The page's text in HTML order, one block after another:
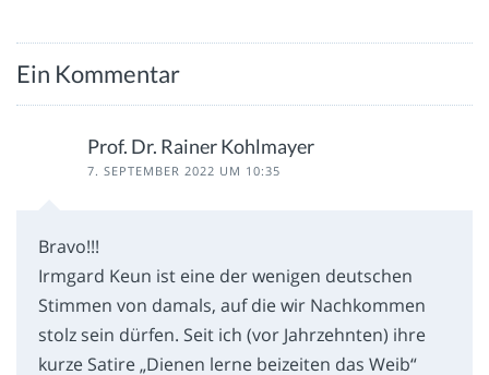
Ein Kommentar
Prof. Dr. Rainer Kohlmayer
7. SEPTEMBER 2022 UM 10:35
Bravo!!!
Irmgard Keun ist eine der wenigen deutschen
Stimmen von damals, auf die wir Nachkommen
stolz sein dürfen. Seit ich (vor Jahrzehnten) ihre
kurze Satire „Dienen lerne beizeiten das Weib“